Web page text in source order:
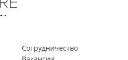
Сотрудничество